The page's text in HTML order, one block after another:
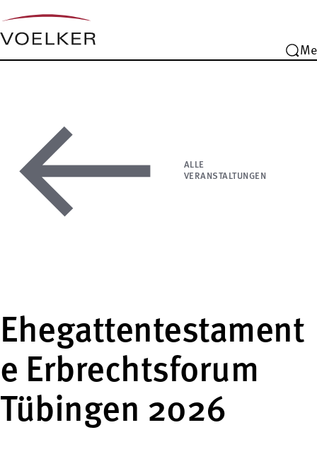
ALLE
VERANSTALTUNGEN
Ehegattentestament
e Erbrechtsforum
Tübingen 2026